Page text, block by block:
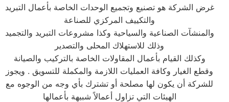
غرض الشركة هو تصنيع وتجميع الوحدات الخاصة بأعمال التبريد
والتكييف المركزي للصناعة
والمنشآت الصناعية والسياحية وكذا مشروعات التبريد والتجميد
وذلك للاستهلاك المحلى والتصدير
وكذلك القيام بأعمال المقاولات الخاصة بالتركيب والصيانة
وقطع الغيار وكافة العمليات اللازمة والمكملة للتسويق . ويجوز
للشركة أن يكون لها مصلحة أو تشترك بأي وجه من الوجوه مع
الهيئات التي تزاول أعمالاً شبيهة بأعمالها